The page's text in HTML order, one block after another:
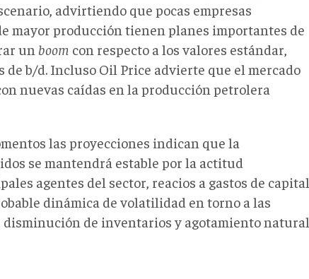
advirtiendo que pocas empresas
mayor producción tienen planes importantes de
un boom con respecto a los valores estándar,
de b/d. Incluso Oil Price advierte que el mercado
nuevas caídas en la producción petrolera
las proyecciones indican que la
se mantendrá estable por la actitud
agentes del sector, reacios a gastos de capital
dinámica de volatilidad en torno a las
disminución de inventarios y agotamiento natural